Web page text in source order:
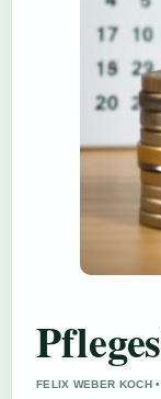
FELIX WEBER KOCH